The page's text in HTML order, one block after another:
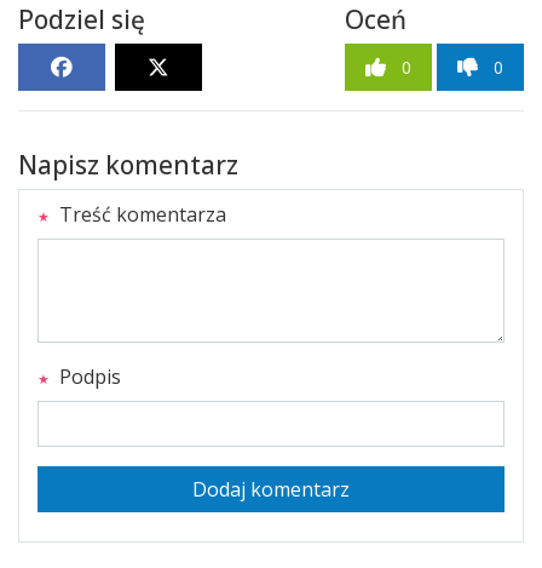
Podziel się Oceń
0 0
Napisz komentarz
Treść komentarza
Podpis
Dodaj komentarz